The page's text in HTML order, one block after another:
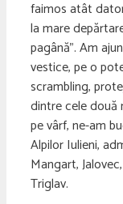
faimos atât
la mare
pagână”. Am
vestice, pe o
scrambling,
dintre cele două
pe vârf, ne-am
Alpilor Iulieni,
Mangart,
Triglav.